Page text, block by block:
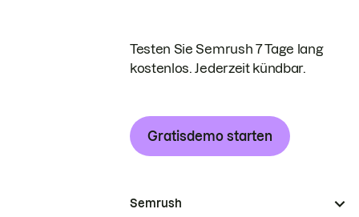
Testen Sie Semrush 7 Tage lang
kostenlos. Jederzeit kündbar.
Gratisdemo starten
Semrush